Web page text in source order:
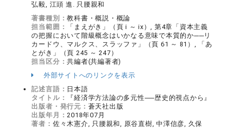
弘毅, 江頭 進. 只腰親和
著書種別：教科書・概説・概論
担当範囲：
「まえがき」（頁 i ～ ix）, 第4章「資本主義
の把握において階級概念はいかなる意味で本質的か──リ
カードウ、マルクス、スラッファ」（頁 61 ～ 81）, 「あ
とがき」（頁 245 ～ 247）
担当区分：共編者(共編著者)
外部サイトへのリンクを表示
記述言語： 日本語
タイトル：
『経済学方法論の多元性──歴史的視点から』
出版者・発行元： 蒼天社出版
出版年月：2018年07月
著者： 佐々木憲介, 只腰親和, 原谷直樹, 中澤信彦, 久保